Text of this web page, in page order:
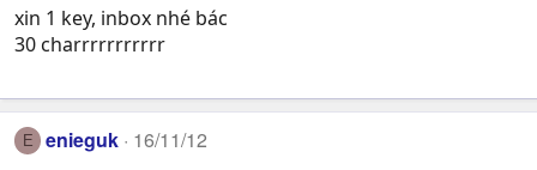
xin 1 key, inbox nhé bác
30 charrrrrrrrrrr
E enieguk 16/11/12